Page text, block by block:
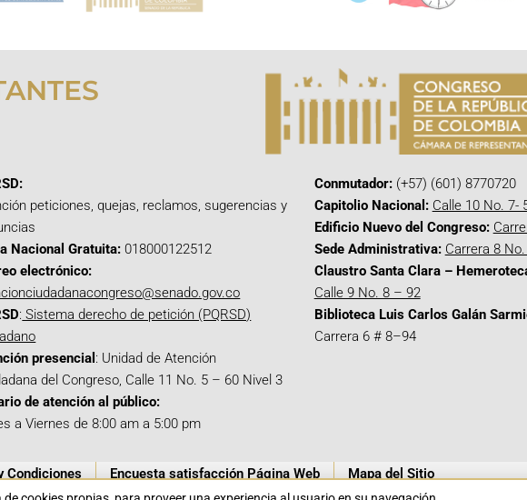
peticiones, quejas, reclamos, sugerencias y
Nacional Gratuita: 018000122512
electrónico:
: Sistema derecho de petición (PQRSD)
presencial : Unidad de Atención
del Congreso, Calle 11 No. 5 – 60 Nivel 3
de atención al público:
a Viernes de 8:00 am a 5:00 pm
Conmutador:(+57) (601) 8770720
Capitolio Nacional: Calle 10 No. 7-
Edificio Nuevo del Congreso:
Sede Administrativa: Carrera 8
Claustro Santa Clara –
Calle 9 No. 8 – 92
Biblioteca Luis Carlos Galán
Carrera 6 # 8–94
Condiciones Encuesta satisfacción Página Web Mapa del Sitio